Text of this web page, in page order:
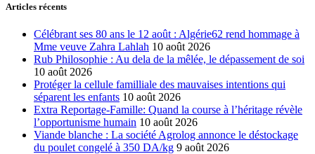
Articles récents
Célébrant ses 80 ans le 12 août : Algérie62 rend hommage à
Mme veuve Zahra Lahlah 10 août 2026
Rub Philosophie : Au dela de la mêlée, le dépassement de soi
10 août 2026
Protéger la cellule familliale des mauvaises intentions qui
séparent les enfants 10 août 2026
Extra Reportage-Famille: Quand la course à l’héritage révèle
l’opportunisme humain 10 août 2026
Viande blanche : La société Agrolog annonce le déstockage
du poulet congelé à 350 DA/kg 9 août 2026